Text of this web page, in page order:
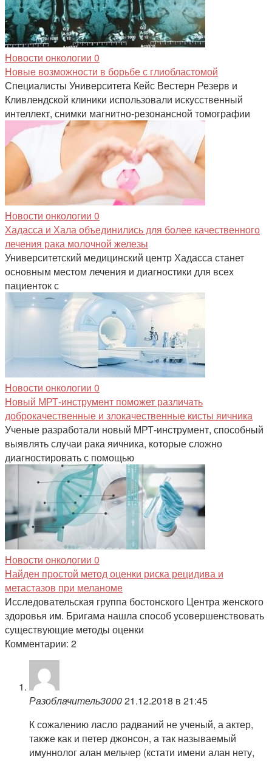
Новости онкологии 0
Новые возможности в борьбе с глиобластомой
Специалисты Университета Кейс Вестерн Резерв и
Кливлендской клиники использовали искусственный
интеллект, снимки магнитно-резонансной томографии
Новости онкологии 0
Хадасса и Хала объединились для более качественного
лечения рака молочной железы
Университетский медицинский центр Хадасса станет
основным местом лечения и диагностики для всех
пациенток с
Новости онкологии 0
Новый МРТ-инструмент поможет различать
доброкачественные и злокачественные кисты яичника
Ученые разработали новый МРТ-инструмент, способный
выявлять случаи рака яичника, которые сложно
диагностировать с помощью
Новости онкологии 0
Найден простой метод оценки риска рецидива и
метастазов при меланоме
Исследовательская группа бостонского Центра женского
здоровья им. Бригама нашла способ усовершенствовать
существующие методы оценки
Комментарии: 2
Разоблачитель300021.12.2018 в 21:45
К сожалению ласло радваний не ученый, а актер,
также как и петер джонсон, а так называемый
имуннолог алан мельчер (кстати имени алан нету,